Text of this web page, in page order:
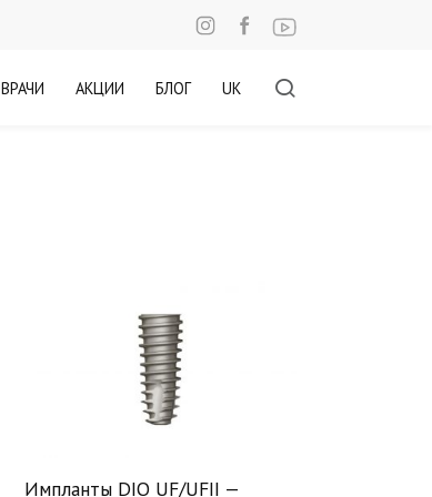
ВРАЧИ АКЦИИ БЛОГ UK
Импланты DIO UF/UFII —